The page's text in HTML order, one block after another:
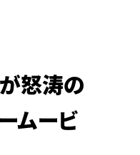
怒涛の
ムービ